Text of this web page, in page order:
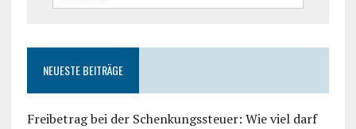
NEUESTE BEITRÄGE
Freibetrag bei der Schenkungssteuer: Wie viel darf